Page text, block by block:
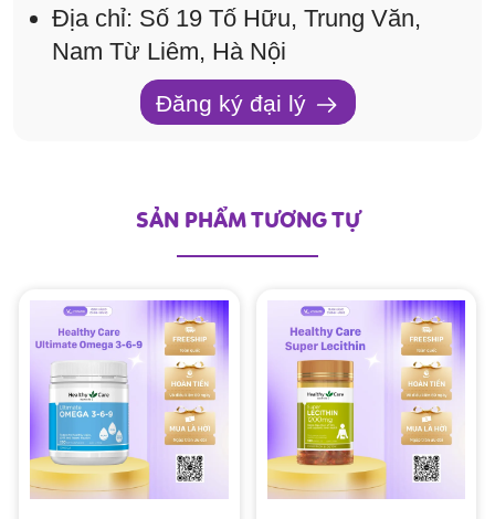
Địa chỉ: Số 19 Tố Hữu, Trung Văn,
Nam Từ Liêm, Hà Nội
Đăng ký đại lý
SẢN PHẨM TƯƠNG TỰ